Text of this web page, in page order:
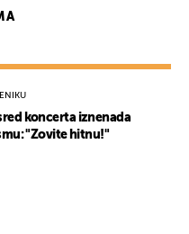
koncerta iznenada
"Zovite hitnu!"